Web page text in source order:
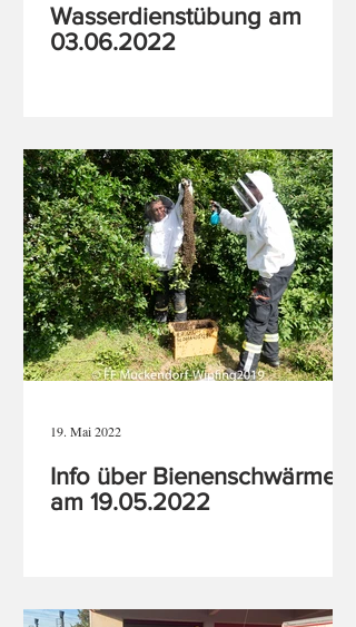
Wasserdienstübung am
03.06.2022
Info über Bienenschwärme
am 19.05.2022
19. Mai 2022